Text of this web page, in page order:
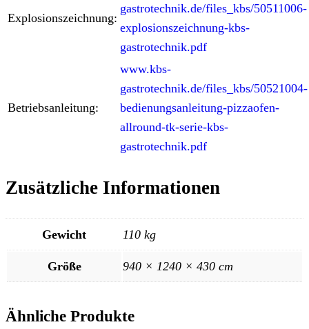
Explosionszeichnung:
gastrotechnik.de/files_kbs/50511006-
explosionszeichnung-kbs-
gastrotechnik.pdf
Betriebsanleitung:
www.kbs-
gastrotechnik.de/files_kbs/50521004-
bedienungsanleitung-pizzaofen-
allround-tk-serie-kbs-
gastrotechnik.pdf
Zusätzliche Informationen
Gewicht 110 kg
Größe 940 × 1240 × 430 cm
Ähnliche Produkte